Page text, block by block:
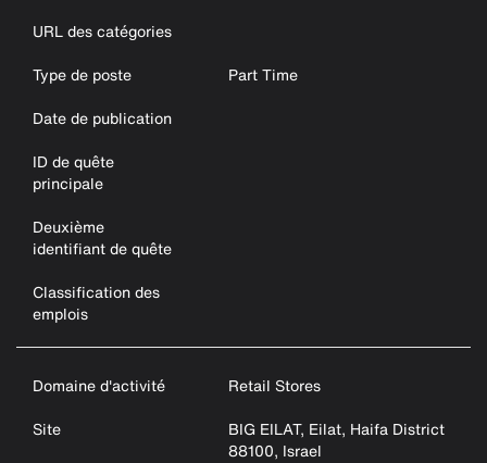
URL des catégories
Type de poste
Part Time
Date de publication
ID de quête
principale
Deuxième
identifiant de quête
Classification des
emplois
Domaine d'activité
Retail Stores
Site
BIG EILAT, Eilat, Haifa District
88100, Israel